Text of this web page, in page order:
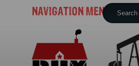
NAVIGATION MENU